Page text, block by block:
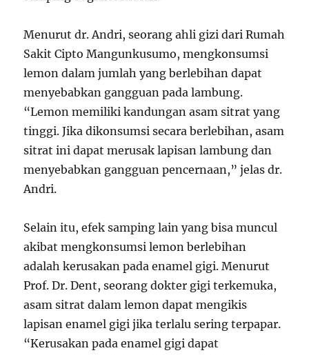
Menurut dr. Andri, seorang ahli gizi dari Rumah
Sakit Cipto Mangunkusumo, mengkonsumsi
lemon dalam jumlah yang berlebihan dapat
menyebabkan gangguan pada lambung.
“Lemon memiliki kandungan asam sitrat yang
tinggi. Jika dikonsumsi secara berlebihan, asam
sitrat ini dapat merusak lapisan lambung dan
menyebabkan gangguan pencernaan,” jelas dr.
Andri.
Selain itu, efek samping lain yang bisa muncul
akibat mengkonsumsi lemon berlebihan
adalah kerusakan pada enamel gigi. Menurut
Prof. Dr. Dent, seorang dokter gigi terkemuka,
asam sitrat dalam lemon dapat mengikis
lapisan enamel gigi jika terlalu sering terpapar.
“Kerusakan pada enamel gigi dapat